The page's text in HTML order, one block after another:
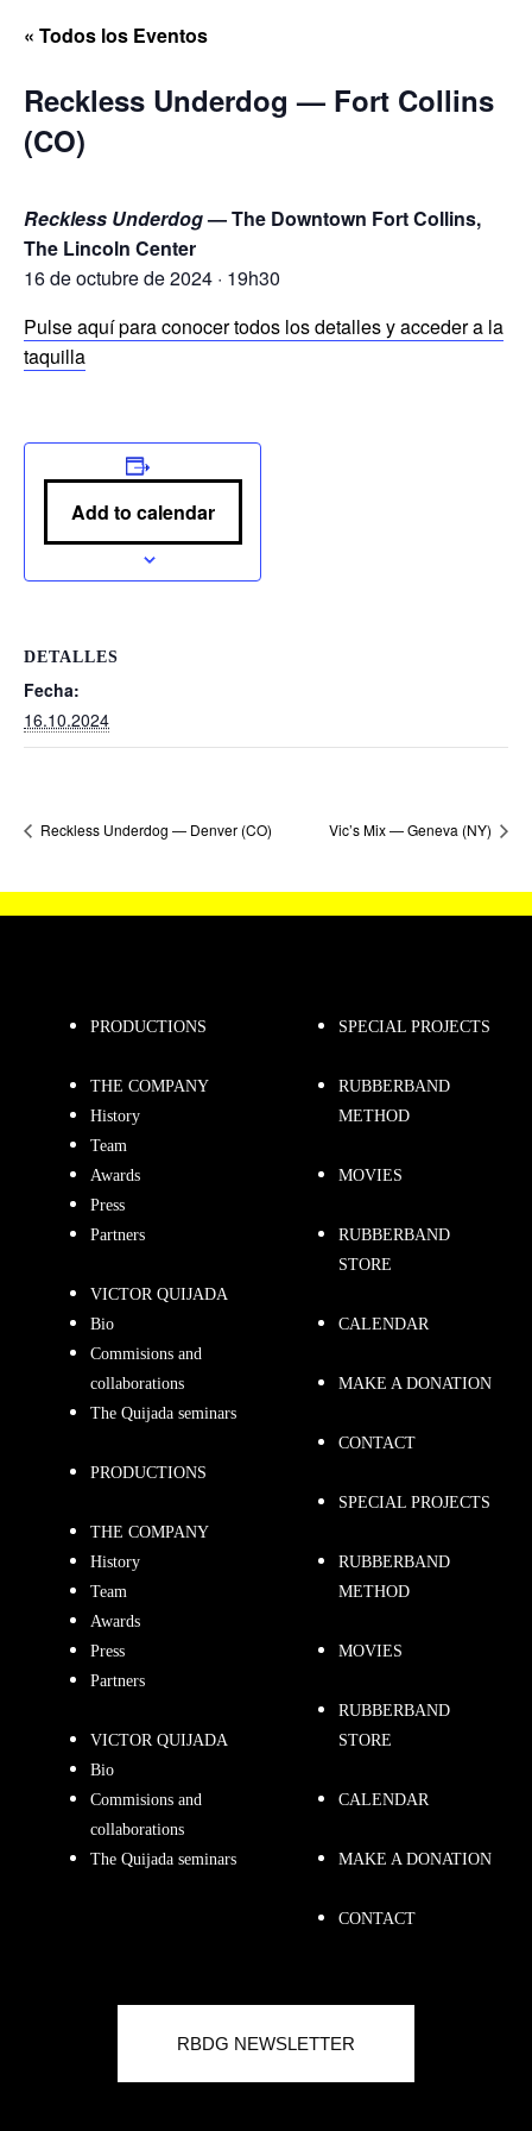
« Todos los Eventos
Reckless Underdog — Fort Collins
(CO)
Reckless Underdog— The Downtown Fort Collins,
The Lincoln Center
16 de octubre de 2024 · 19h30
Pulse aquí para conocer todos los detalles y acceder a la
taquilla
Add to calendar
DETALLES
Fecha:
16.10.2024
Reckless Underdog — Denver (CO) Vic’s Mix — Geneva (NY)
PRODUCTIONS
THE COMPANY
History
Team
Awards
Press
Partners
VICTOR QUIJADA
Bio
Commisions and
collaborations
The Quijada seminars
PRODUCTIONS
THE COMPANY
History
Team
Awards
Press
Partners
VICTOR QUIJADA
Bio
Commisions and
collaborations
The Quijada seminars
SPECIAL PROJECTS
RUBBERBAND
METHOD
MOVIES
RUBBERBAND
STORE
CALENDAR
MAKE A DONATION
CONTACT
SPECIAL PROJECTS
RUBBERBAND
METHOD
MOVIES
RUBBERBAND
STORE
CALENDAR
MAKE A DONATION
CONTACT
RBDG NEWSLETTER